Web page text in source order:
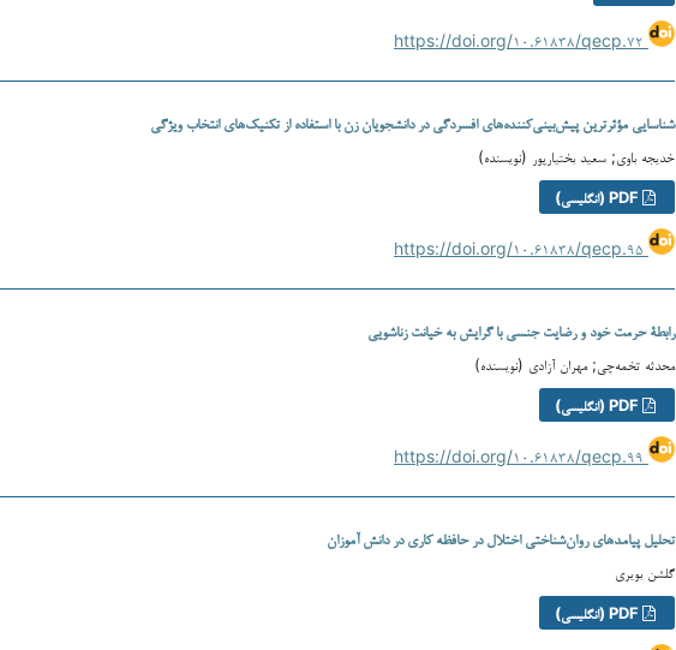
شناسایی مؤثرترین پیش‌بینی‌کننده‌های افسردگی در دانشجویان زن با استفاده از تکنیک‌های انتخاب ویژگی
خدیجه باوی; سعید بختیارپور (نویسنده)
رابطة حرمت خود و رضایت جنسی با گرایش به خیانت زناشویی
محدثه تخمه‌چی; مهران آزادی (نویسنده)
تحلیل پیامدهای روان‌شناختی اختلال در حافظه کاری در دانش آموزان
گلشن بویری